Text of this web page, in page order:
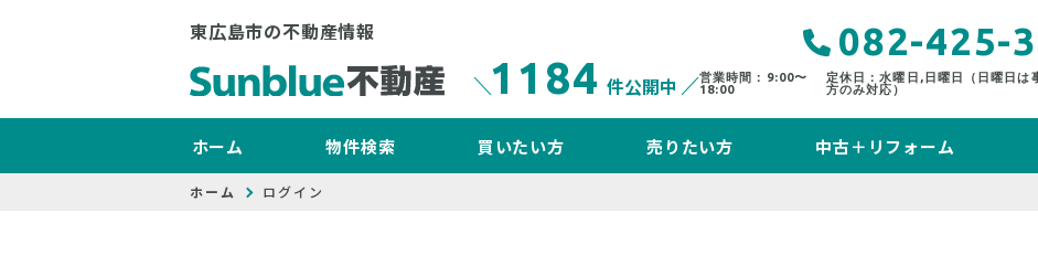
東広島市の不動産情報
1184 件公開中
082-425-
営業時間：9:00〜
18:00
定休日：水曜日,日曜日（日曜日は
方のみ対応）
ホーム 物件検索 買いたい方 売りたい方 中古＋リフォーム
ホーム ログイン